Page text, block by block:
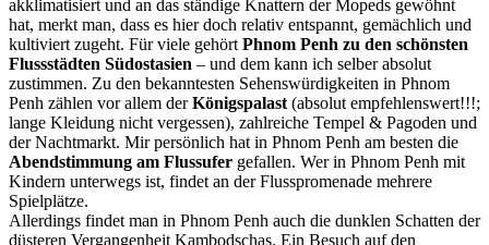
akklimatisiert und an das ständige Knattern der Mopeds gewöhnt
hat, merkt man, dass es hier doch relativ entspannt, gemächlich und
kultiviert zugeht. Für viele gehört Phnom Penh zu den schönsten
Flussstädten Südostasien – und dem kann ich selber absolut
zustimmen. Zu den bekanntesten Sehenswürdigkeiten in Phnom
Penh zählen vor allem derKönigspalast (absolut empfehlenswert!!!;
lange Kleidung nicht vergessen), zahlreiche Tempel & Pagoden und
der Nachtmarkt. Mir persönlich hat in Phnom Penh am besten die
Abendstimmung am Flussufer gefallen. Wer in Phnom Penh mit
Kindern unterwegs ist, findet an der Flusspromenade mehrere
Spielplätze.
Allerdings findet man in Phnom Penh auch die dunklen Schatten der
düsteren Vergangenheit Kambodschas. Ein Besuch auf den